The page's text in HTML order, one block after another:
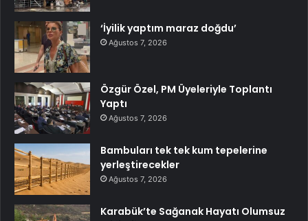
‘İyilik yaptım maraz doğdu’
Ağustos 7, 2026
Özgür Özel, PM Üyeleriyle Toplantı
Yaptı
Ağustos 7, 2026
Bambuları tek tek kum tepelerine
yerleştirecekler
Ağustos 7, 2026
Karabük’te Sağanak Hayatı Olumsuz